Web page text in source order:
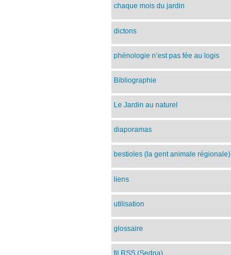
chaque mois du jardin
dictons
phénologie n’est pas fée au logis
Bibliographie
Le Jardin au naturel
diaporamas
bestioles (la gent animale régionale)
liens
utilisation
glossaire
fil RSS (Sedna)